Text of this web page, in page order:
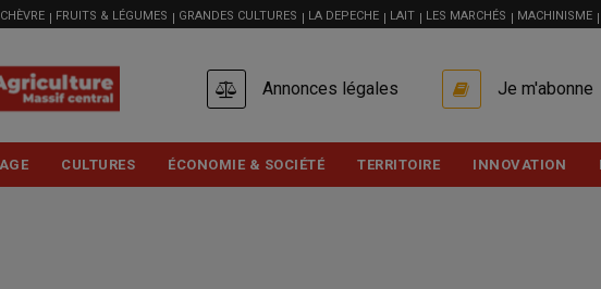
CHÈVRE FRUITS & LÉGUMES GRANDES CULTURES LA DEPECHE LAIT LES MARCHÉS MACHINISME
ACCOUNT
Annonces légales Je m'abonne
CULTURES ÉCONOMIE & SOCIÉTÉ TERRITOIRE INNOVATION